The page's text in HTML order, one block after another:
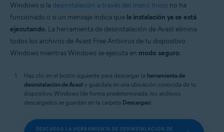
Windows si la desinstalación a través del menú Inicio no ha
funcionado o si un mensaje indica que la instalación ya se está
ejecutando. La herramienta de desinstalación de Avast elimina
todos los archivos de Avast Free Antivirus de tu dispositivo
Windows mientras Windows se ejecuta en modo seguro.
Haz clic en el botón siguiente para descargar la herramienta de
desinstalación de Avast y guárdala en una ubicación conocida de tu
dispositivo Windows (de forma predeterminada, los archivos
descargados se guardan en la carpeta Descargas).
DESCARGA LA HERRAMIENTA DE DESINSTALACIÓN DE